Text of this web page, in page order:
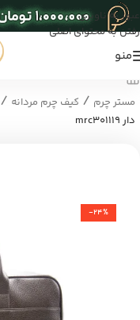
عبور به ناوبری
رفتن به محتوای اصلی
منو
مستر چرم / کیف چرم مردانه /
دار mrc301119
-24%